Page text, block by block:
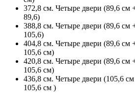
372,8 см. Четыре двери (89,6 см
89,6)
388,8 см. Четыре двери (89,6 см
105,6)
404,8 см. Четыре двери (89,6 см
105,6 см)
420,8 см. Четыре двери (89,6 см
105,6 см)
436,8 см. Четыре двери (105,6
105,6 см )